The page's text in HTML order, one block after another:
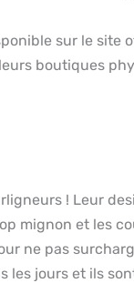
sur le site
boutiques
! Leur
mignon et les
ne pas
les jours et ils